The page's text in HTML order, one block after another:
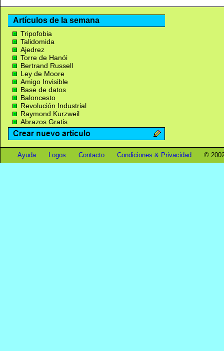
Artículos de la semana
Tripofobia
Talidomida
Ajedrez
Torre de Hanói
Bertrand Russell
Ley de Moore
Amigo Invisible
Base de datos
Baloncesto
Revolución Industrial
Raymond Kurzweil
Abrazos Gratis
Ayuda Logos Contacto Condiciones & Privacidad ©